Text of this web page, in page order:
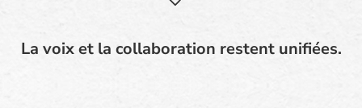
La voix et la collaboration restent unifiées.